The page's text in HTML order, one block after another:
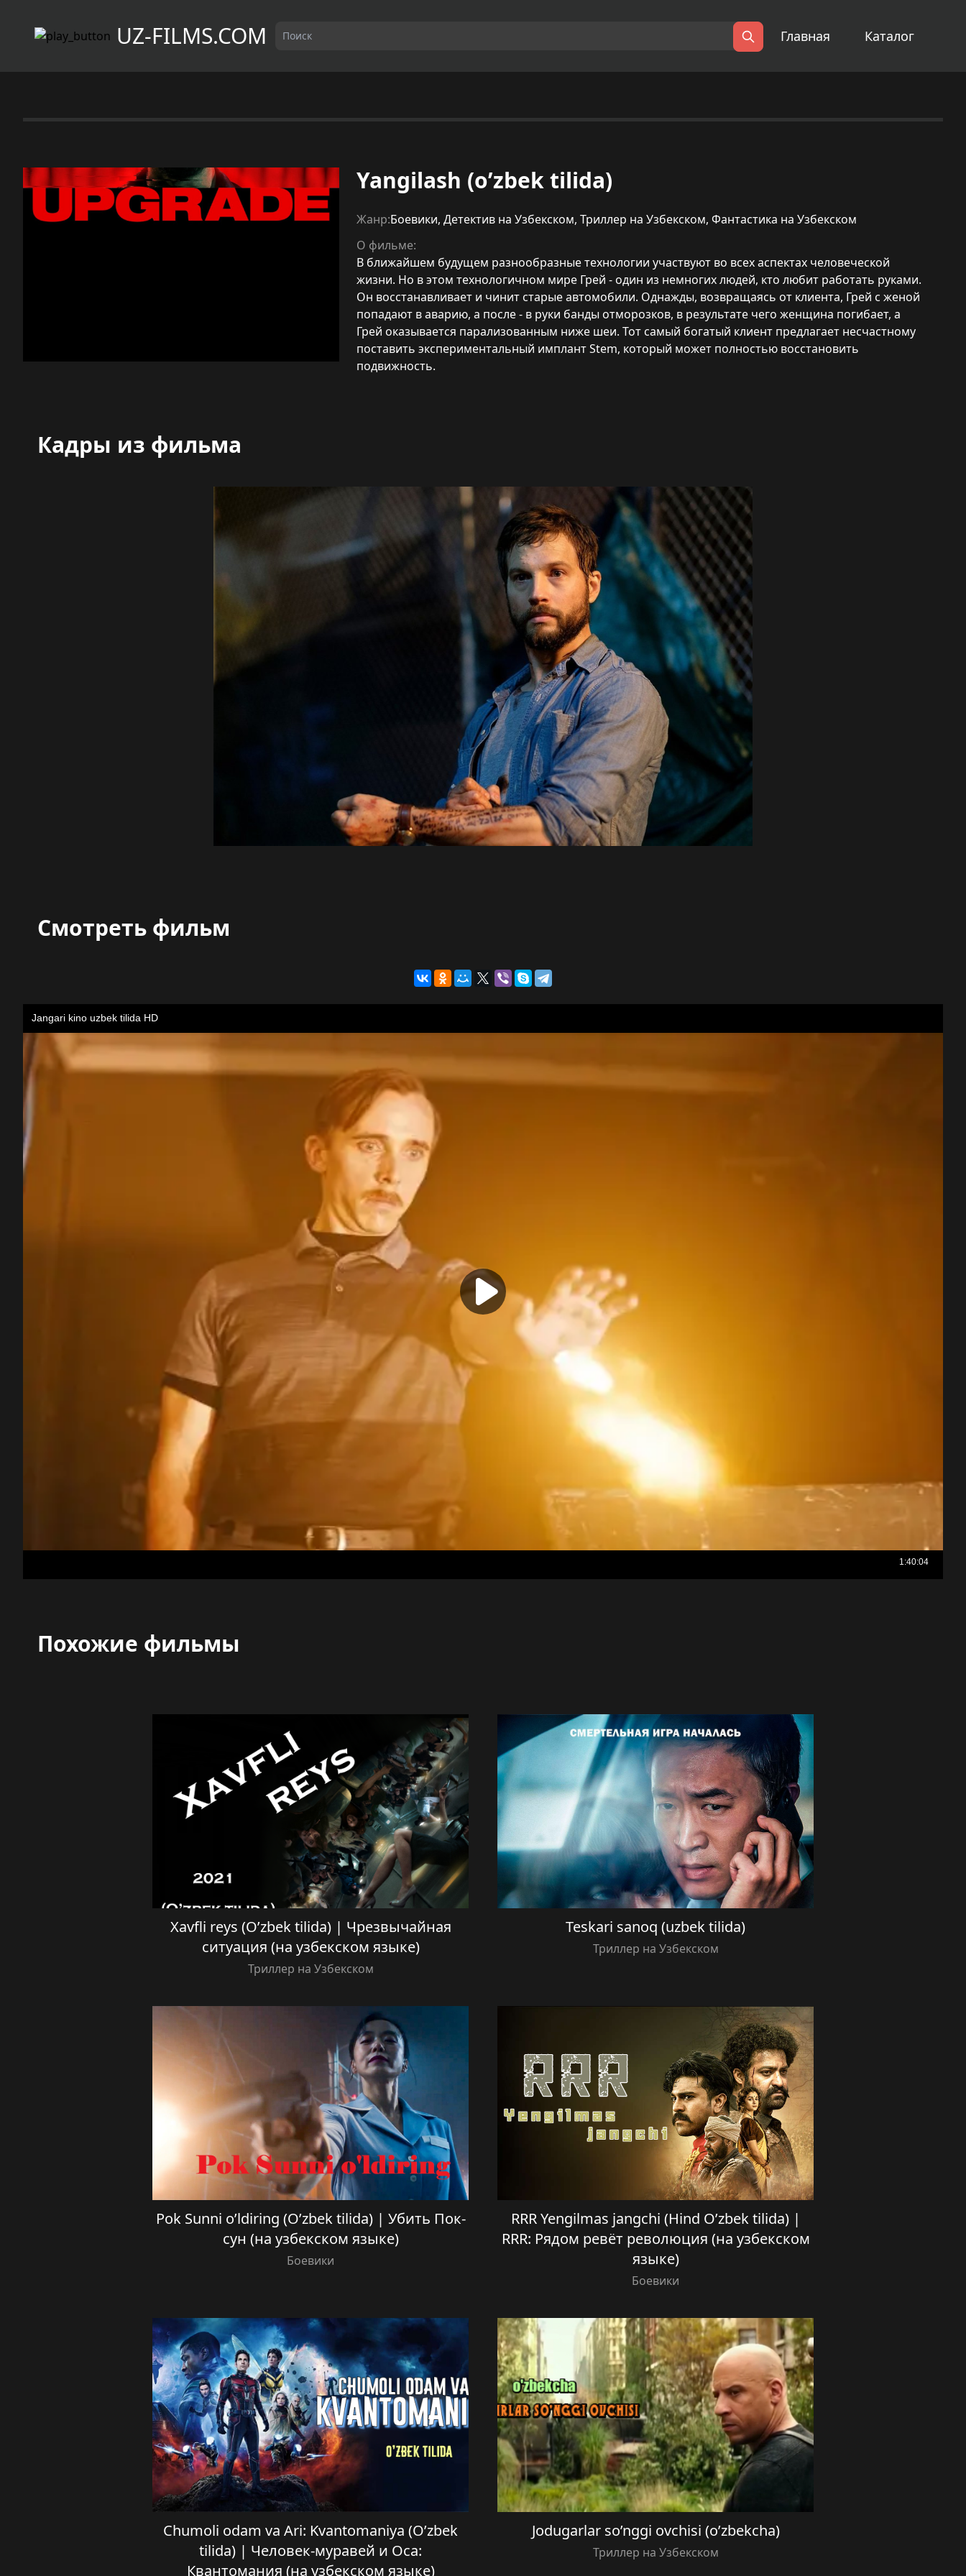
UZ-FILMS.COM Поиск
Главная Каталог
Yangilash (o’zbek tilida)
Жанр:Боевики, Детектив на Узбекском, Триллер на Узбекском, Фантастика на Узбекском
О фильме:
В ближайшем будущем разнообразные технологии участвуют во всех аспектах человеческой
жизни. Но в этом технологичном мире Грей - один из немногих людей, кто любит работать руками.
Он восстанавливает и чинит старые автомобили. Однажды, возвращаясь от клиента, Грей с женой
попадают в аварию, а после - в руки банды отморозков, в результате чего женщина погибает, а
Грей оказывается парализованным ниже шеи. Тот самый богатый клиент предлагает несчастному
поставить экспериментальный имплант Stem, который может полностью восстановить
подвижность.
Кадры из фильма
Смотреть фильм
Похожие фильмы
Xavfli reys (O’zbek tilida) | Чрезвычайная
ситуация (на узбекском языке)
Триллер на Узбекском
Teskari sanoq (uzbek tilida)
Триллер на Узбекском
Pok Sunni o’ldiring (O’zbek tilida) | Убить Пок-
сун (на узбекском языке)
Боевики
RRR Yengilmas jangchi (Hind O’zbek tilida) |
RRR: Рядом ревёт революция (на узбекском
языке)
Боевики
Chumoli odam va Ari: Kvantomaniya (O’zbek
tilida) | Человек-муравей и Оса:
Квантомания (на узбекском языке)
Jodugarlar so’nggi ovchisi (o’zbekcha)
Триллер на Узбекском